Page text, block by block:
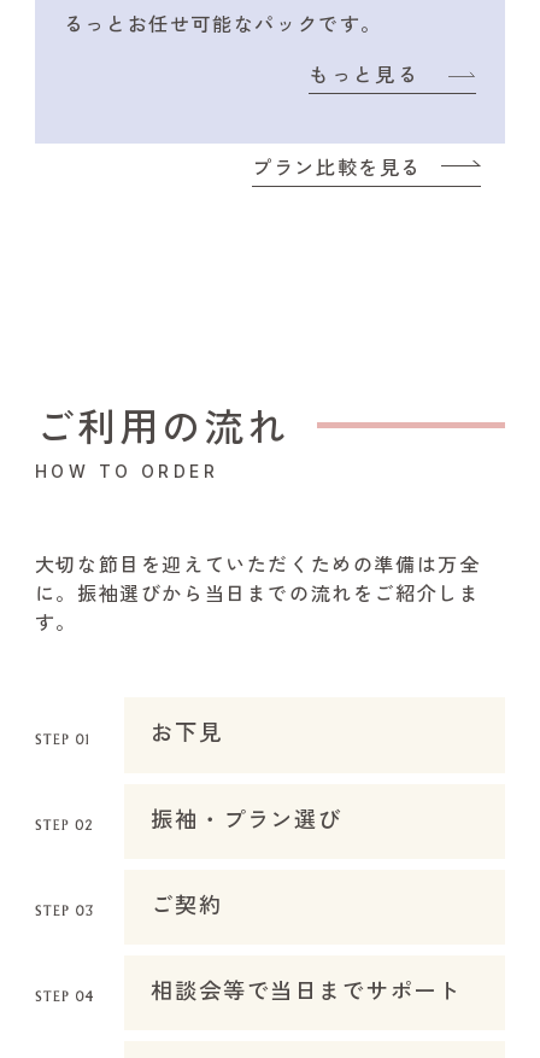
るっとお任せ可能なパックです。
もっと見る
プラン比較を見る
ご利用の流れ
HOW TO ORDER
大切な節目を迎えていただくための準備は万全
に。振袖選びから当日までの流れをご紹介しま
す。
お下見
振袖・プラン選び
ご契約
相談会等で当日までサポート